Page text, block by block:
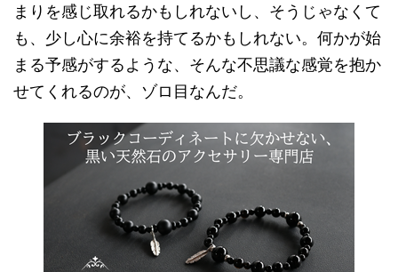
まりを感じ取れるかもしれないし、そうじゃなくて
も、少し心に余裕を持てるかもしれない。何かが始
まる予感がするような、そんな不思議な感覚を抱か
せてくれるのが、ゾロ目なんだ。